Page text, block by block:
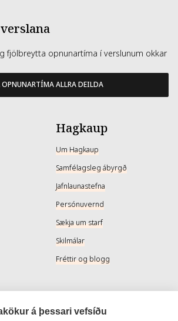
fjölbreytta opnunartíma í verslunum okkar
OPNUNARTÍMA ALLRA DEILDA
Hagkaup
Um Hagkaup
Samfélagsleg ábyrgð
Jafnlaunastefna
Persónuvernd
Sækja um starf
Skilmálar
Fréttir og blogg
Samfélagsmiðlar
á þessari vefsíðu